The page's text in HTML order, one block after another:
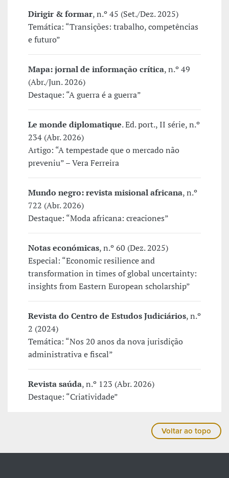
Dirigir & formar, n.º 45 (Set./Dez. 2025)
Temática: “Transições: trabalho, competências
e futuro”
Mapa: jornal de informação crítica, n.º 49
(Abr./Jun. 2026)
Destaque: “A guerra é a guerra”
Le monde diplomatique. Ed. port., II série, n.º
234 (Abr. 2026)
Artigo: “A tempestade que o mercado não
preveniu” – Vera Ferreira
Mundo negro: revista misional africana, n.º
722 (Abr. 2026)
Destaque: “Moda africana: creaciones”
Notas económicas, n.º 60 (Dez. 2025)
Especial: “Economic resilience and
transformation in times of global uncertainty:
insights from Eastern European scholarship”
Revista do Centro de Estudos Judiciários, n.º
2 (2024)
Temática: “Nos 20 anos da nova jurisdição
administrativa e fiscal”
Revista saúda, n.º 123 (Abr. 2026)
Destaque: “Criatividade”
Voltar ao topo